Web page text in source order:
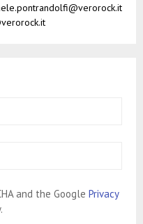
and the Google Privacy